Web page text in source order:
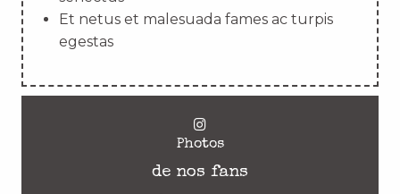
Et netus et malesuada fames ac turpis
egestas
Photos
de nos fans